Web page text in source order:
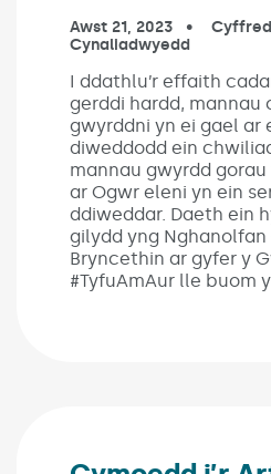
Published on:
Awst 21, 2023 In the
Cynaliadwyedd
I ddathlu’r effaith
gerddi hardd, mannau
gwyrddni yn ei gael ar
diweddodd ein
mannau gwyrdd
ar Ogwr eleni yn ein
ddiweddar. Daeth ein
gilydd yng Nghanolfan
Bryncethin ar gyfer y
#TyfuAmAur lle buom